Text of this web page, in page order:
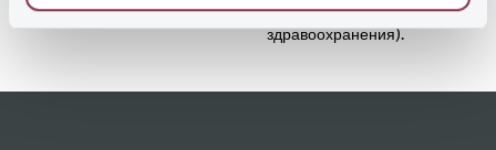
министерство
здравоохранения).